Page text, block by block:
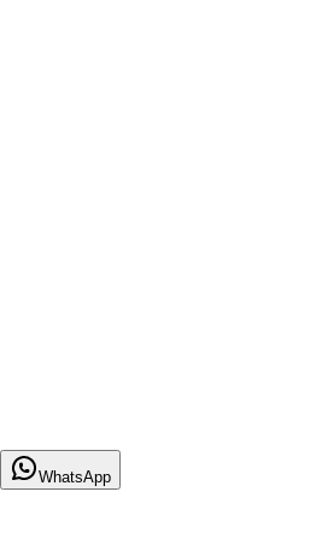
WhatsApp